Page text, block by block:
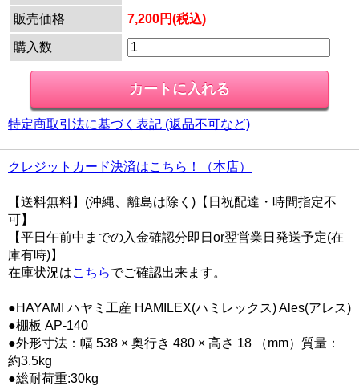
販売価格
7,200円(税込)
購入数
特定商取引法に基づく表記 (返品不可など)
クレジットカード決済はこちら！（本店）
【送料無料】(沖縄、離島は除く)【日祝配達・時間指定不
可】
【平日午前中までの入金確認分即日or翌営業日発送予定(在
庫有時)】
在庫状況はこちらでご確認出来ます。
●HAYAMI ハヤミ工産 HAMILEX(ハミレックス) Ales(アレス)
●棚板 AP-140
●外形寸法：幅 538 × 奥行き 480 × 高さ 18 （mm）質量：
約3.5kg
●総耐荷重:30kg